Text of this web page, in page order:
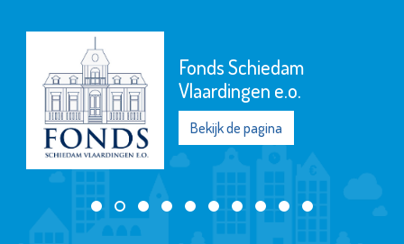
Fonds Schiedam
Vlaardingen e.o.
Bekijk de pagina